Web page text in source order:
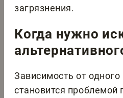
загрязнения.
Когда нужно
Зависимость от
становится проблемой